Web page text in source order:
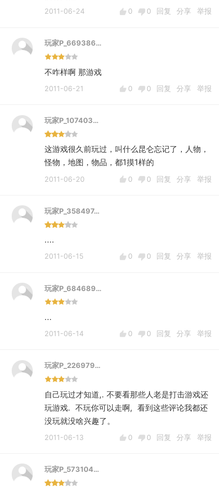
2011-06-24 0 0 回复 分享 举报
玩家P_669386…
不咋样啊 那游戏
2011-06-21 0 0 回复 分享 举报
玩家P_107403…
这游戏很久前玩过，叫什么昆仑忘记了，人物，
怪物，地图，物品，都1摸1样的
2011-06-20 0 0 回复 分享 举报
玩家P_358497…
....
2011-06-15 0 0 回复 分享 举报
玩家P_684689…
...
2011-06-14 0 0 回复 分享 举报
玩家P_226979…
自己玩过才知道,. 不要看那些人老是打击游戏还
玩游戏. 不玩你可以走啊, 看到这些评论我都还
没玩就没啥兴趣了。
2011-06-13 0 0 回复 分享 举报
玩家P_573104…